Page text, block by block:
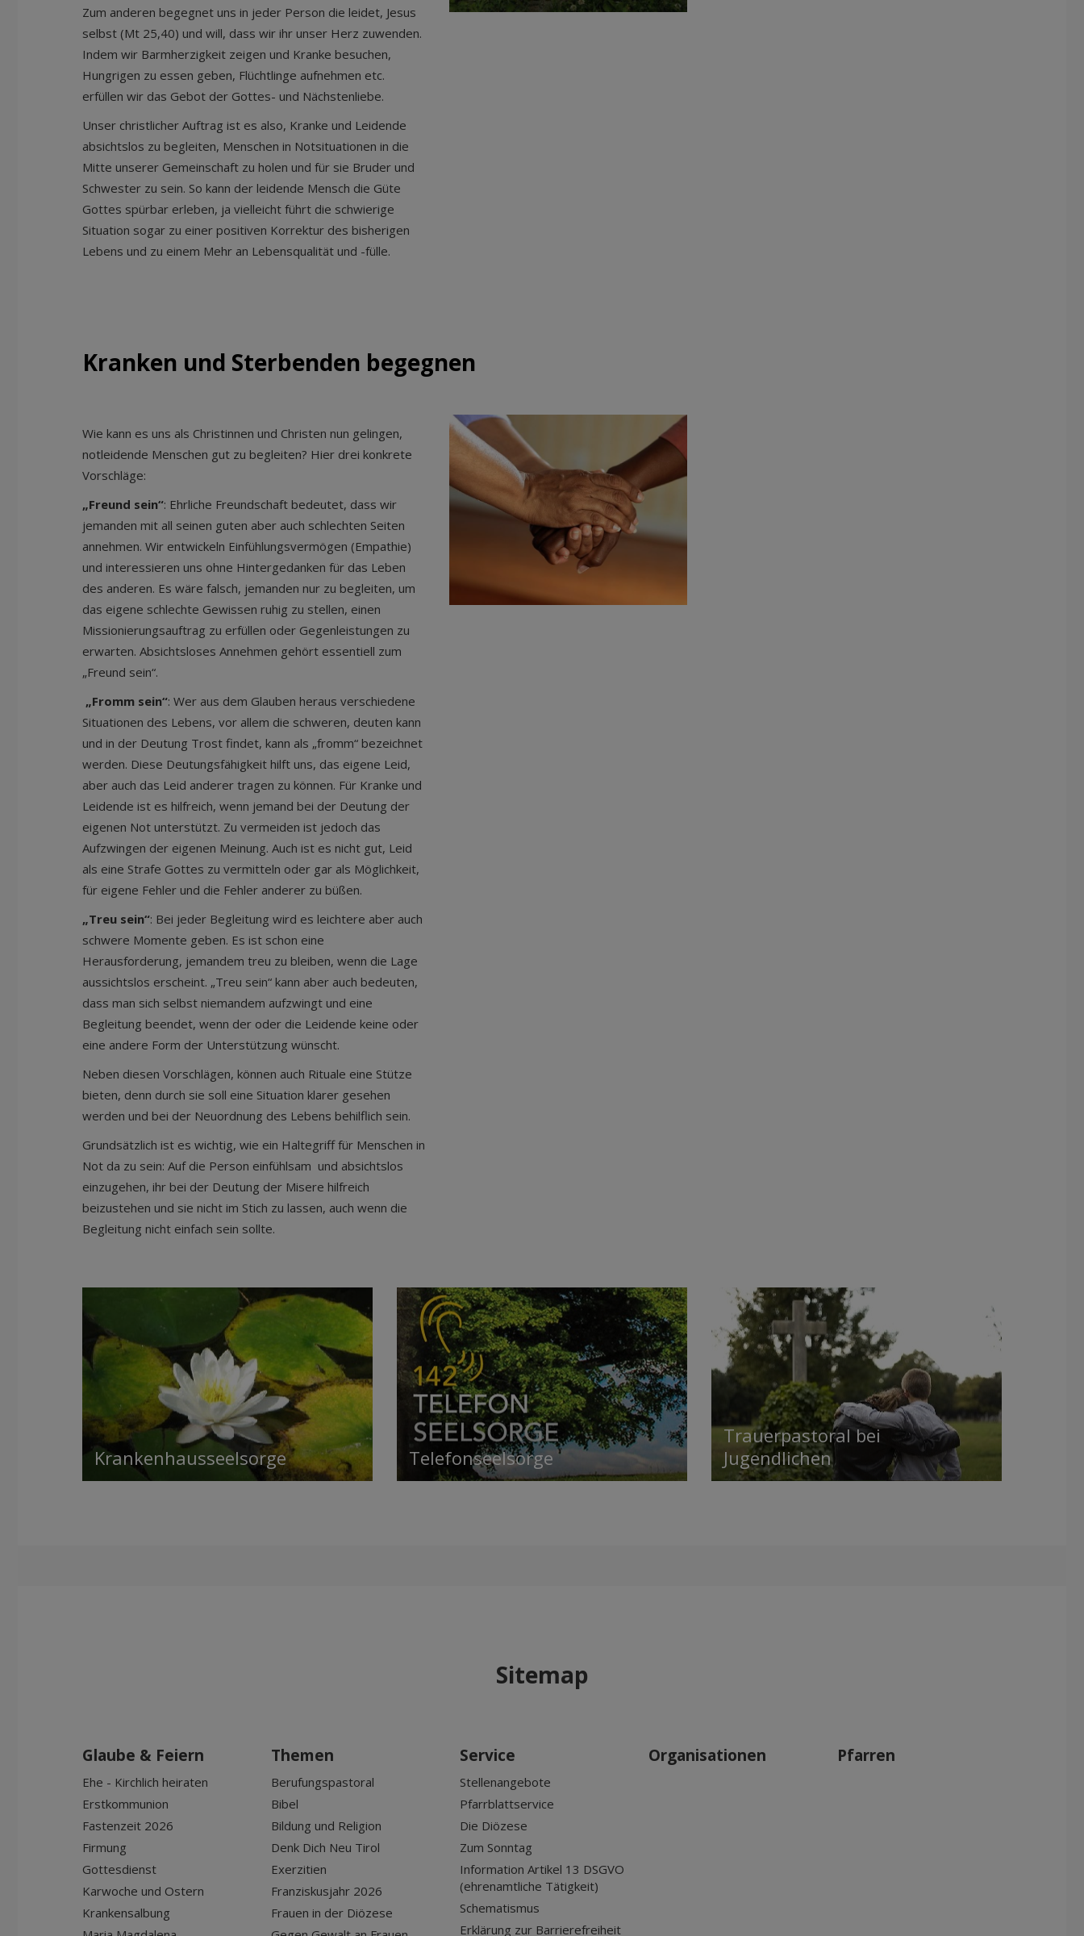
Zum anderen begegnet uns in jeder Person die leidet, Jesus
selbst (Mt 25,40) und will, dass wir ihr unser Herz zuwenden.
Indem wir Barmherzigkeit zeigen und Kranke besuchen,
Hungrigen zu essen geben, Flüchtlinge aufnehmen etc.
erfüllen wir das Gebot der Gottes- und Nächstenliebe.
Unser christlicher Auftrag ist es also, Kranke und Leidende
absichtslos zu begleiten, Menschen in Notsituationen in die
Mitte unserer Gemeinschaft zu holen und für sie Bruder und
Schwester zu sein. So kann der leidende Mensch die Güte
Gottes spürbar erleben, ja vielleicht führt die schwierige
Situation sogar zu einer positiven Korrektur des bisherigen
Lebens und zu einem Mehr an Lebensqualität und -fülle.
Kranken und Sterbenden begegnen
Wie kann es uns als Christinnen und Christen nun gelingen,
notleidende Menschen gut zu begleiten? Hier drei konkrete
Vorschläge:
„Freund sein“: Ehrliche Freundschaft bedeutet, dass wir
jemanden mit all seinen guten aber auch schlechten Seiten
annehmen. Wir entwickeln Einfühlungsvermögen (Empathie)
und interessieren uns ohne Hintergedanken für das Leben
des anderen. Es wäre falsch, jemanden nur zu begleiten, um
das eigene schlechte Gewissen ruhig zu stellen, einen
Missionierungsauftrag zu erfüllen oder Gegenleistungen zu
erwarten. Absichtsloses Annehmen gehört essentiell zum
„Freund sein“.
„Fromm sein“: Wer aus dem Glauben heraus verschiedene
Situationen des Lebens, vor allem die schweren, deuten kann
und in der Deutung Trost findet, kann als „fromm“ bezeichnet
werden. Diese Deutungsfähigkeit hilft uns, das eigene Leid,
aber auch das Leid anderer tragen zu können. Für Kranke und
Leidende ist es hilfreich, wenn jemand bei der Deutung der
eigenen Not unterstützt. Zu vermeiden ist jedoch das
Aufzwingen der eigenen Meinung. Auch ist es nicht gut, Leid
als eine Strafe Gottes zu vermitteln oder gar als Möglichkeit,
für eigene Fehler und die Fehler anderer zu büßen.
„Treu sein“: Bei jeder Begleitung wird es leichtere aber auch
schwere Momente geben. Es ist schon eine
Herausforderung, jemandem treu zu bleiben, wenn die Lage
aussichtslos erscheint. „Treu sein“ kann aber auch bedeuten,
dass man sich selbst niemandem aufzwingt und eine
Begleitung beendet, wenn der oder die Leidende keine oder
eine andere Form der Unterstützung wünscht.
Neben diesen Vorschlägen, können auch Rituale eine Stütze
bieten, denn durch sie soll eine Situation klarer gesehen
werden und bei der Neuordnung des Lebens behilflich sein.
Grundsätzlich ist es wichtig, wie ein Haltegriff für Menschen in
Not da zu sein: Auf die Person einfühlsam und absichtslos
einzugehen, ihr bei der Deutung der Misere hilfreich
beizustehen und sie nicht im Stich zu lassen, auch wenn die
Begleitung nicht einfach sein sollte.
Krankenhausseelsorge Telefonseelsorge
Trauerpastoral bei
Jugendlichen
Sitemap
Glaube & Feiern
Ehe - Kirchlich heiraten
Erstkommunion
Fastenzeit 2026
Firmung
Gottesdienst
Karwoche und Ostern
Krankensalbung
Themen
Berufungspastoral
Bibel
Bildung und Religion
Denk Dich Neu Tirol
Exerzitien
Franziskusjahr 2026
Frauen in der Diözese
Service
Stellenangebote
Pfarrblattservice
Die Diözese
Zum Sonntag
Information Artikel 13 DSGVO
(ehrenamtliche Tätigkeit)
Schematismus
Erklärung zur Barrierefreiheit
Organisationen Pfarren